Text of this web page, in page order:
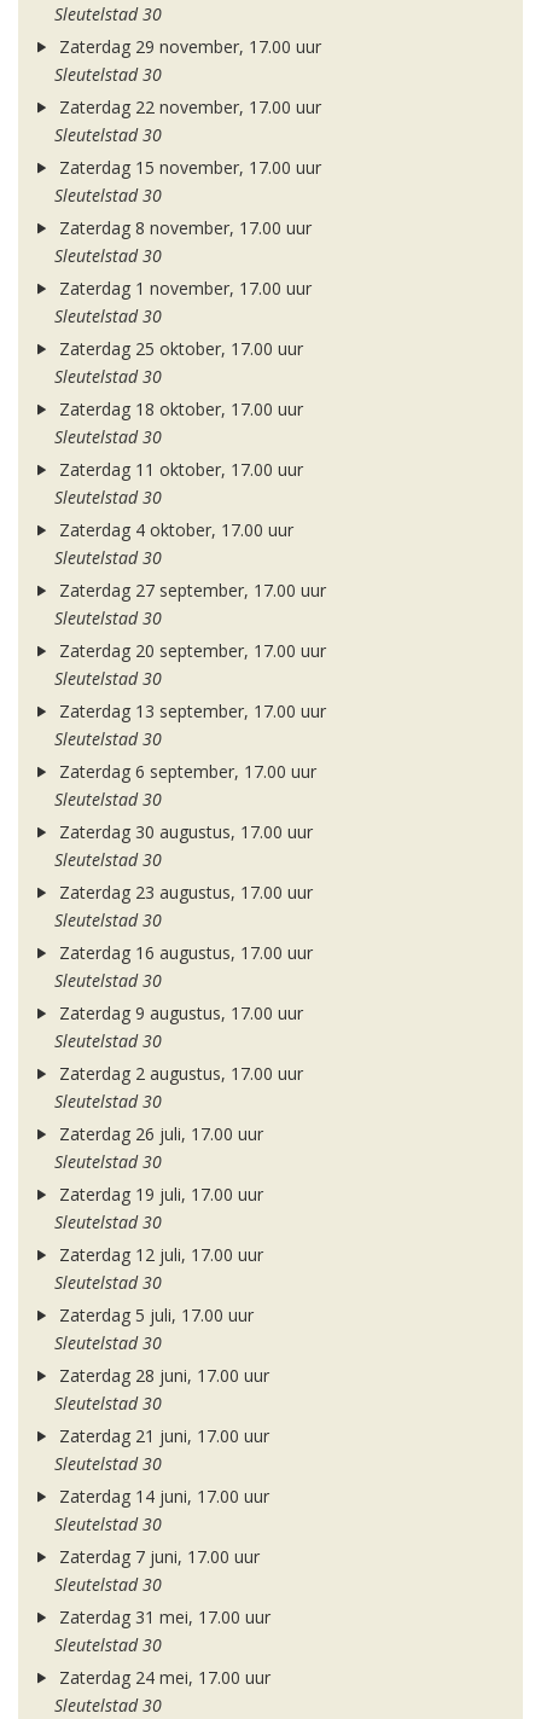
Sleutelstad 30
Zaterdag 29 november, 17.00 uur
Sleutelstad 30
Zaterdag 22 november, 17.00 uur
Sleutelstad 30
Zaterdag 15 november, 17.00 uur
Sleutelstad 30
Zaterdag 8 november, 17.00 uur
Sleutelstad 30
Zaterdag 1 november, 17.00 uur
Sleutelstad 30
Zaterdag 25 oktober, 17.00 uur
Sleutelstad 30
Zaterdag 18 oktober, 17.00 uur
Sleutelstad 30
Zaterdag 11 oktober, 17.00 uur
Sleutelstad 30
Zaterdag 4 oktober, 17.00 uur
Sleutelstad 30
Zaterdag 27 september, 17.00 uur
Sleutelstad 30
Zaterdag 20 september, 17.00 uur
Sleutelstad 30
Zaterdag 13 september, 17.00 uur
Sleutelstad 30
Zaterdag 6 september, 17.00 uur
Sleutelstad 30
Zaterdag 30 augustus, 17.00 uur
Sleutelstad 30
Zaterdag 23 augustus, 17.00 uur
Sleutelstad 30
Zaterdag 16 augustus, 17.00 uur
Sleutelstad 30
Zaterdag 9 augustus, 17.00 uur
Sleutelstad 30
Zaterdag 2 augustus, 17.00 uur
Sleutelstad 30
Zaterdag 26 juli, 17.00 uur
Sleutelstad 30
Zaterdag 19 juli, 17.00 uur
Sleutelstad 30
Zaterdag 12 juli, 17.00 uur
Sleutelstad 30
Zaterdag 5 juli, 17.00 uur
Sleutelstad 30
Zaterdag 28 juni, 17.00 uur
Sleutelstad 30
Zaterdag 21 juni, 17.00 uur
Sleutelstad 30
Zaterdag 14 juni, 17.00 uur
Sleutelstad 30
Zaterdag 7 juni, 17.00 uur
Sleutelstad 30
Zaterdag 31 mei, 17.00 uur
Sleutelstad 30
Zaterdag 24 mei, 17.00 uur
Sleutelstad 30